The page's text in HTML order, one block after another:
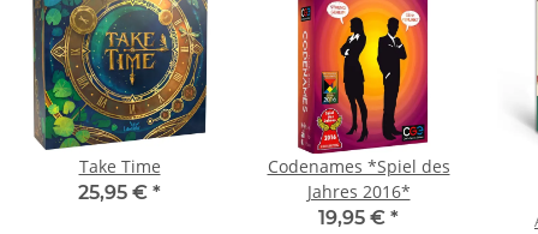
Take Time
25,95 € *
Codenames *Spiel des
Jahres 2016*
19,95 € *